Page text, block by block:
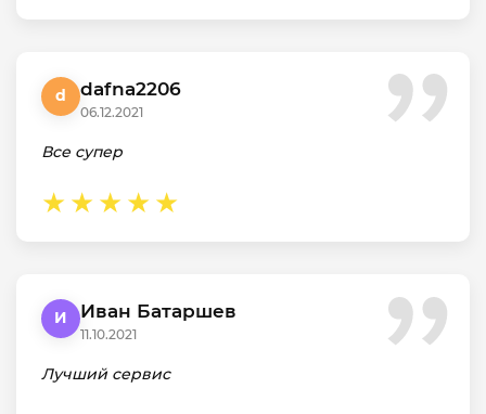
d dafna2206
06.12.2021
Все супер
И Иван Батаршев
11.10.2021
Лучший сервис